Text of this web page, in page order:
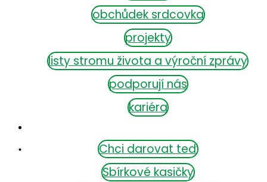
obchůdek srdcovka
projekty
listy stromu života a výroční zprávy
podporují nás
kariéra
Chci darovat teď
Sbírkové kasičky